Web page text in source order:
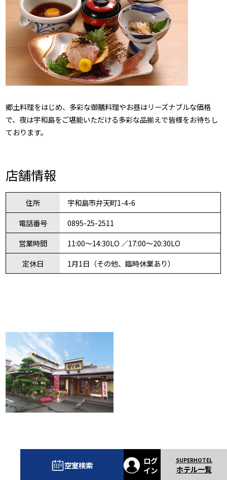
郷土料理をはじめ、多彩な御膳料理やお昼はリーズナブルな価格
で、夜は宇和島をご堪能いただける多彩な品揃えで皆様をお待ちし
ております。
店舗情報
住所
宇和島市弁天町1-4-6
電話番号
0895-25-2511
営業時間
11:00～14:30LO ／17:00～20:30LO
定休日
1月1日（その他、臨時休業あり）
空室検索
ログ
イン
ホテル一覧